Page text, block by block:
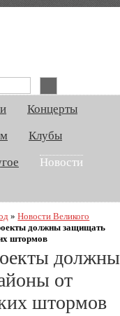
Концерты
Клубы
Новости
»Новости Великого
должны защищать
штормов
должны
от
штормов